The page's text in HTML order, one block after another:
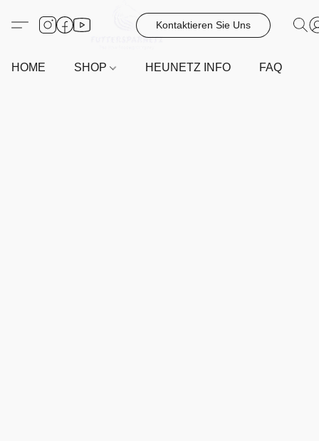
Kontaktieren Sie Uns
HOME SHOP HEUNETZ INFO FAQ